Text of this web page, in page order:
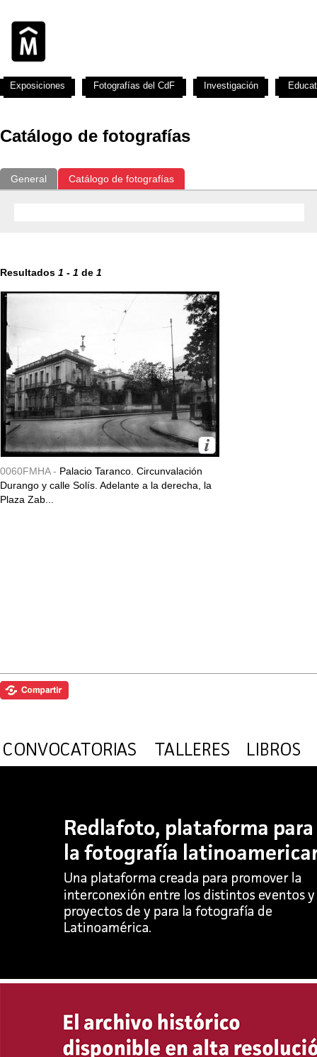
Catálogo de fotografías
General Catálogo de fotografías
Resultados 1 - 1 de 1
0060FMHA - Palacio Taranco. Circunvalación
Durango y calle Solís. Adelante a la derecha, la
Plaza Zab...
Exposiciones Fotografías del CdF Investigación